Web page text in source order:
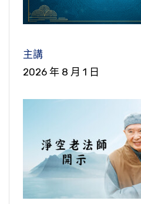
主講
2026 年 8 月 1 日